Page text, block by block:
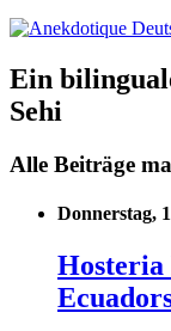
Ein
Sehi
Alle Beiträge
Donnerstag,
Hosteria